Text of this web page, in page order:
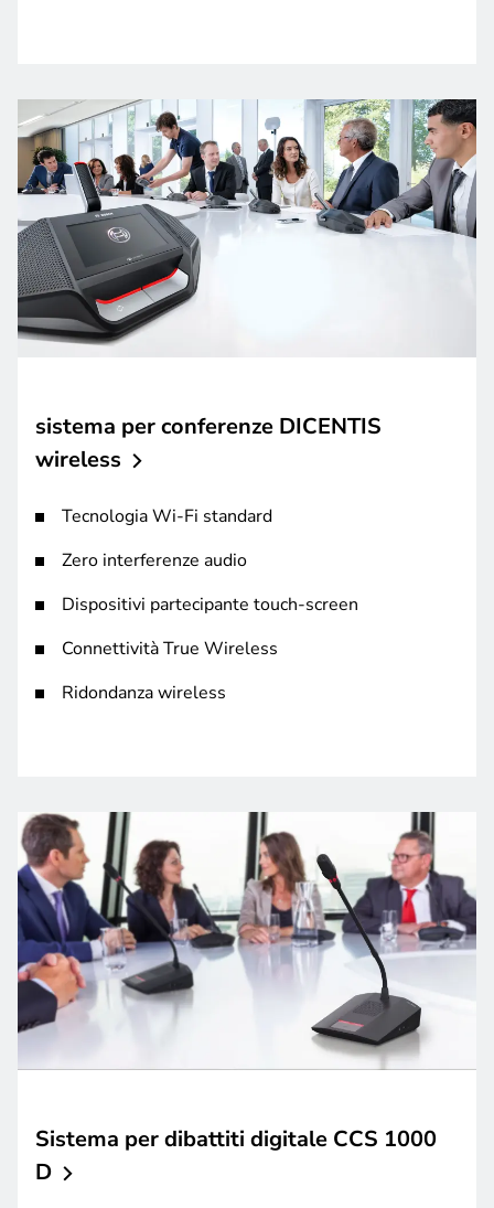
sistema per conferenze DICENTIS
wireless
Tecnologia Wi-Fi standard
Zero interferenze audio
Dispositivi partecipante touch-screen
Connettività True Wireless
Ridondanza wireless
Sistema per dibattiti digitale CCS 1000
D